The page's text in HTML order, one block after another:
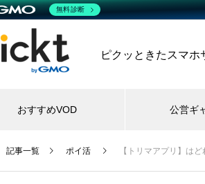
ピクッときたスマホ
おすすめVOD 公営ギ
記事一覧 ポイ活 【トリマアプリ】は
無料診断